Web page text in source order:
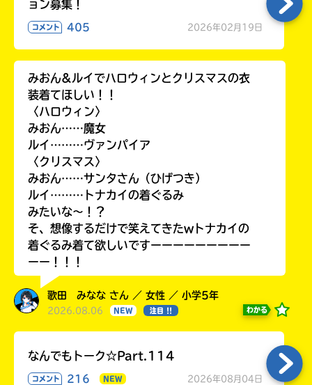
ョン募集！
コメント 405 2026年02月19日
みおん&ルイでハロウィンとクリスマスの衣
装着てほしい！！
〈ハロウィン〉
みおん……魔女
ルイ………ヴァンパイア
〈クリスマス〉
みおん……サンタさん（ひげつき）
ルイ………トナカイの着ぐるみ
みたいな〜！？
そ、想像するだけで笑えてきたwトナカイの
着ぐるみ着て欲しいですーーーーーーーーー
ーー！！！
歌田 みなな さん ／ 女性 ／ 小学5年
2026.08.06 NEW 注目 !! わかる
なんでもトーク☆Part.114
コメント 216 NEW 2026年08月04日